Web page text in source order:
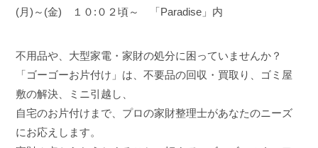
(月)～(金) １０:０２頃～ 「Paradise」内
不用品や、大型家電・家財の処分に困っていませんか？
「ゴーゴーお片付け」は、不要品の回収・買取り、ゴミ屋
敷の解決、ミニ引越し、
自宅のお片付けまで、プロの家財整理士があなたのニーズ
にお応えします。